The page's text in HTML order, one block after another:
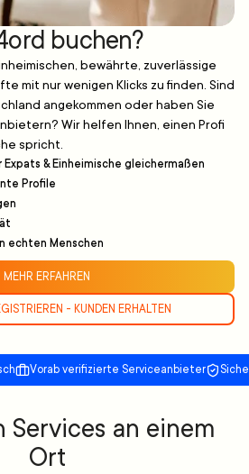
buchen?
bewährte, zuverlässige
mit nur wenigen Klicks zu finden. Sind
angekommen oder haben Sie
Wir helfen Ihnen, einen Profi
spricht.
& Einheimische gleichermaßen
Profile
echten Menschen
MEHR ERFAHREN
- KUNDEN ERHALTEN
Vorab verifizierte Serviceanbieter
Services an einem
Ort